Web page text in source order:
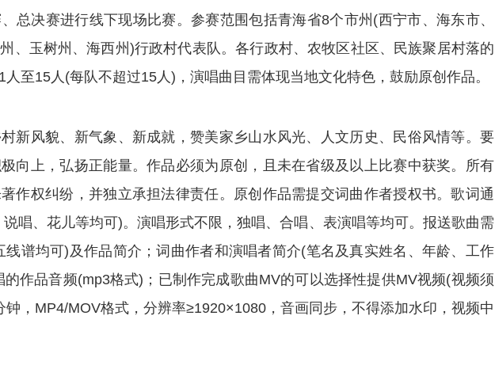
总决赛进行线下现场比赛。参赛范围包括青海省8个市州(西宁市、海东市、
、玉树州、海西州)行政村代表队。各行政村、农牧区社区、民族聚居村落的
至15人(每队不超过15人)，演唱曲目需体现当地文化特色，鼓励原创作品。
风貌、新气象、新成就，赞美家乡山水风光、人文历史、民俗风情等。要
向上，弘扬正能量。作品必须为原创，且未在省级及以上比赛中获奖。所有
作权纠纷，并独立承担法律责任。原创作品需提交词曲作者授权书。歌词通
唱、花儿等均可)。演唱形式不限，独唱、合唱、表演唱等均可。报送歌曲需
谱均可)及作品简介；词曲作者和演唱者简介(笔名及真实姓名、年龄、工作
作品音频(mp3格式)；已制作完成歌曲MV的可以选择性提供MV视频(视频须
，MP4/MOV格式，分辨率≥1920×1080，音画同步，不得添加水印，视频中